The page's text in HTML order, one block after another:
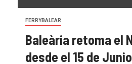
FERRYBALEAR
Baleària retoma el
desde el 15 de Junio